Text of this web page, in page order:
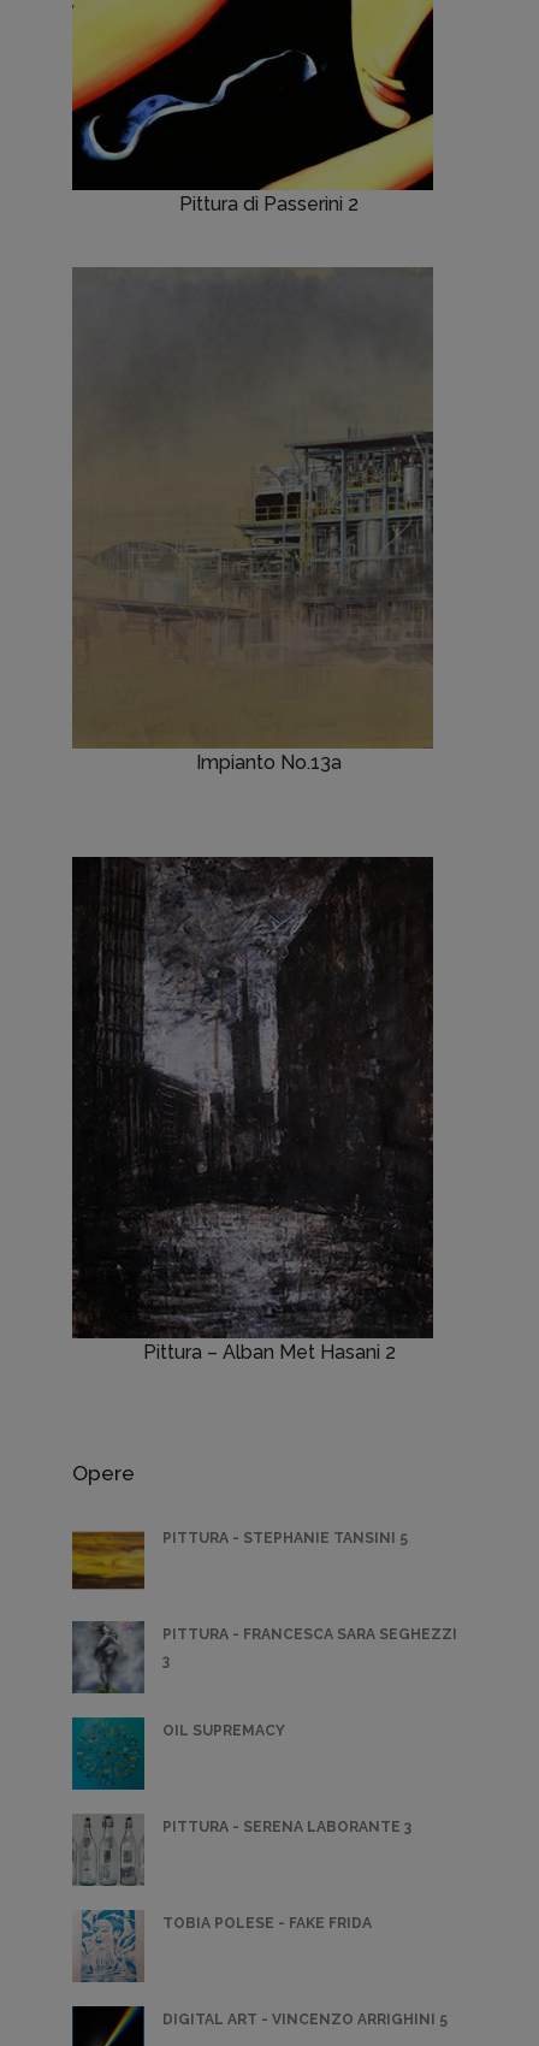
Pittura di Passerini 2
Impianto No.13a
Pittura – Alban Met Hasani 2
Opere
PITTURA - STEPHANIE TANSINI 5
PITTURA - FRANCESCA SARA SEGHEZZI
3
OIL SUPREMACY
PITTURA - SERENA LABORANTE 3
TOBIA POLESE - FAKE FRIDA
DIGITAL ART - VINCENZO ARRIGHINI 5